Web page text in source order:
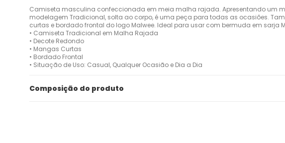
Camiseta masculina confeccionada em meia malha rajada. Apresentando um
modelagem Tradicional, solta ao corpo, é uma peça para todas as ocasiões.
curtas e bordado frontal do logo Malwee. Ideal para usar com bermuda em sarja
• Camiseta Tradicional em Malha Rajada
• Decote Redondo
• Mangas Curtas
• Bordado Frontal
• Situação de Uso: Casual, Qualquer Ocasião e Dia a Dia
Composição do produto